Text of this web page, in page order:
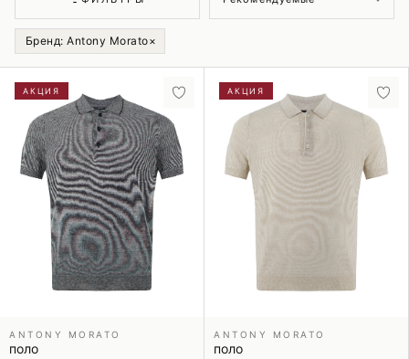
Бренд: Antony Morato×
АКЦИЯ
ANTONY MORATO
поло
АКЦИЯ
ANTONY MORATO
поло